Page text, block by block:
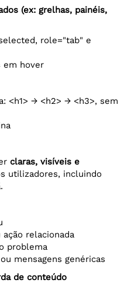
(ex: grelhas, painéis,
role="tab" e
em hover
<h1> → <h2> → <h3>, sem
claras, visíveis e
utilizadores, incluindo
relacionada
problema
mensagens genéricas
de conteúdo